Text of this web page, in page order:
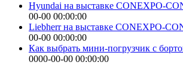
Hyundai на выставке CONEXPO-
00-00 00:00:00
Liebherr на выставке CONEXPO-
00-00 00:00:00
Как выбрать мини-погрузчик с
0000-00-00 00:00:00